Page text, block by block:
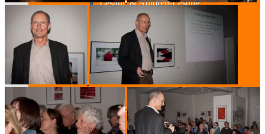
Lesung & Autoren-Lesung
Mitmach-Lesung
Szenische Lesung